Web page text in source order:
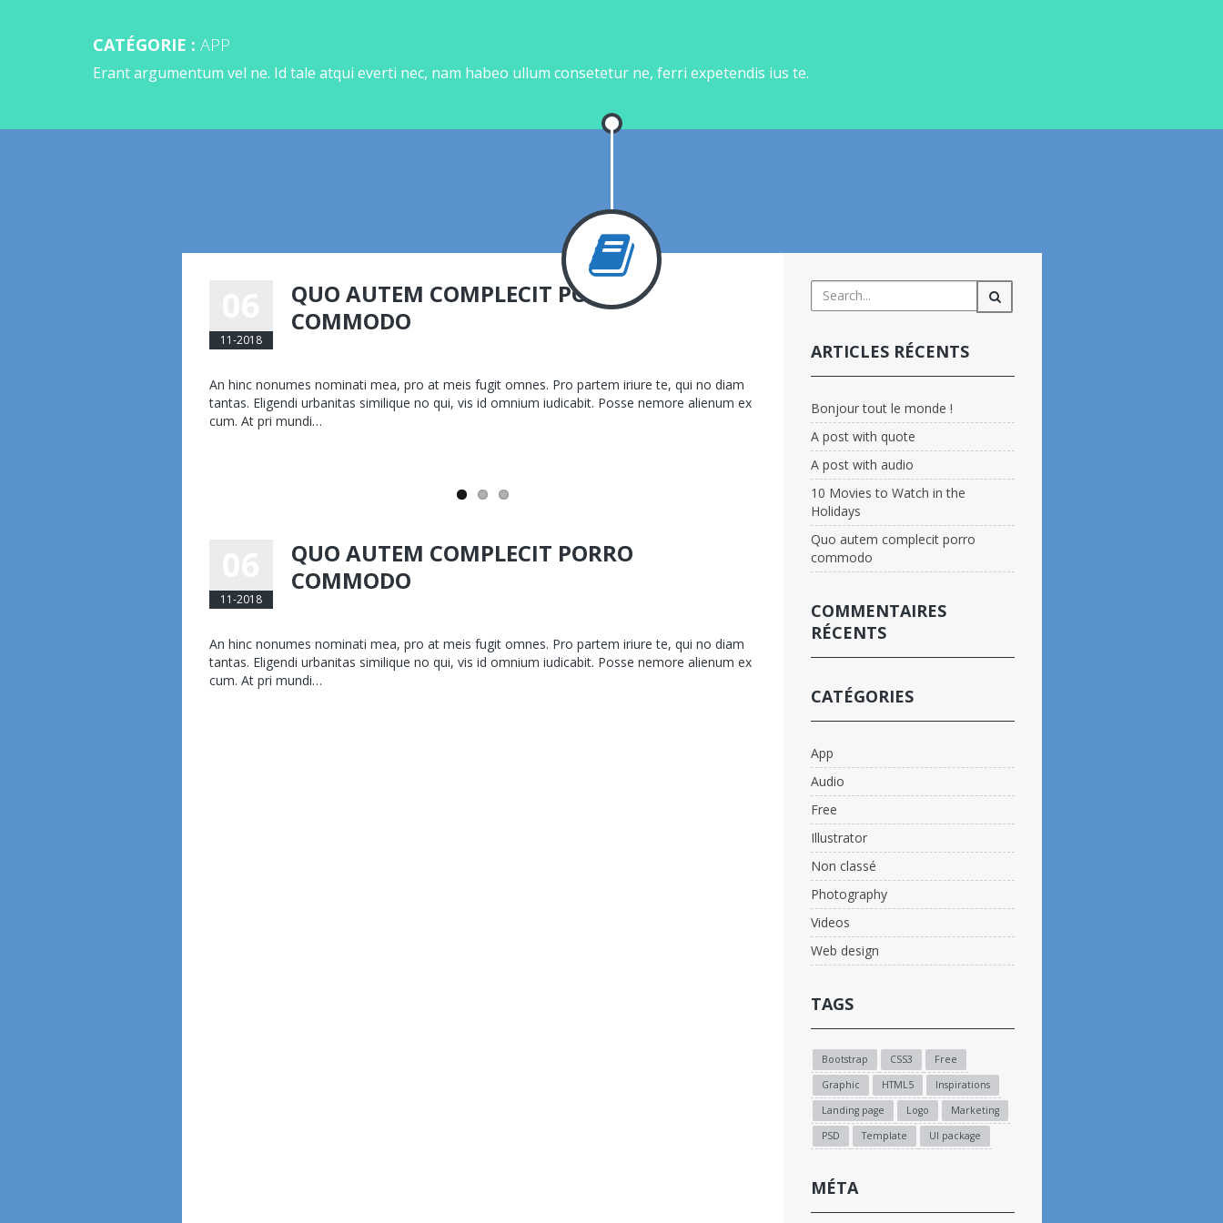
CATÉGORIE : APP
Erant argumentum vel ne. Id tale atqui everti nec, nam habeo ullum consetetur ne, ferri expetendis ius te.
11-2018
QUO AUTEM COMPLECIT PORRO
COMMODO
autem
complecit
An hinc nonumes nominati mea, pro at meis fugit omnes. Pro partem iriure te, qui no diam
tantas. Eligendi urbanitas similique no qui, vis id omnium iudicabit. Posse nemore alienum ex
cum. At pri mundi…
11-2018
QUO AUTEM COMPLECIT PORRO
COMMODO
autem
complecit
An hinc nonumes nominati mea, pro at meis fugit omnes. Pro partem iriure te, qui no diam
tantas. Eligendi urbanitas similique no qui, vis id omnium iudicabit. Posse nemore alienum ex
cum. At pri mundi…
ARTICLES RÉCENTS
Bonjour tout le monde !
A post with quote
A post with audio
10 Movies to Watch in the
Holidays
Quo autem complecit porro
commodo
COMMENTAIRES
RÉCENTS
CATÉGORIES
App
Audio
Free
Illustrator
Non classé
Photography
Videos
Web design
TAGS
Bootstrap CSS3
Free
Graphic
HTML5
Inspirations
Landing page
Logo
Marketing
PSD
Template UI package
MÉTA